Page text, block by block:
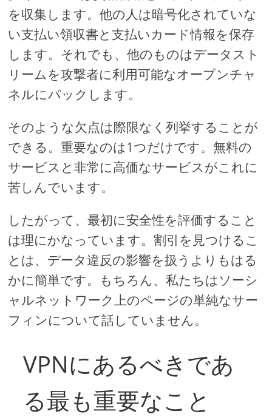
を収集します。他の人は暗号化されていな
い支払い領収書と支払いカード情報を保存
します。それでも、他のものはデータスト
リームを攻撃者に利用可能なオープンチャ
ネルにパックします。
そのような欠点は際限なく列挙することが
できる。重要なのは1つだけです。無料の
サービスと非常に高価なサービスがこれに
苦しんでいます。
したがって、最初に安全性を評価すること
は理にかなっています。割引を見つけるこ
とは、データ違反の影響を扱うよりもはる
かに簡単です。もちろん、私たちはソーシ
ャルネットワーク上のページの単純なサー
フィンについて話していません。
VPNにあるべきであ
る最も重要なこと